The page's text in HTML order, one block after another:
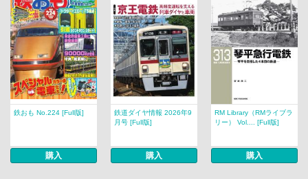
鉄おも No.224 [Full版]
購入
鉄道ダイヤ情報 2026年9
月号 [Full版]
購入
RM Library（RMライブラ
リー） Vol.... [Full版]
購入